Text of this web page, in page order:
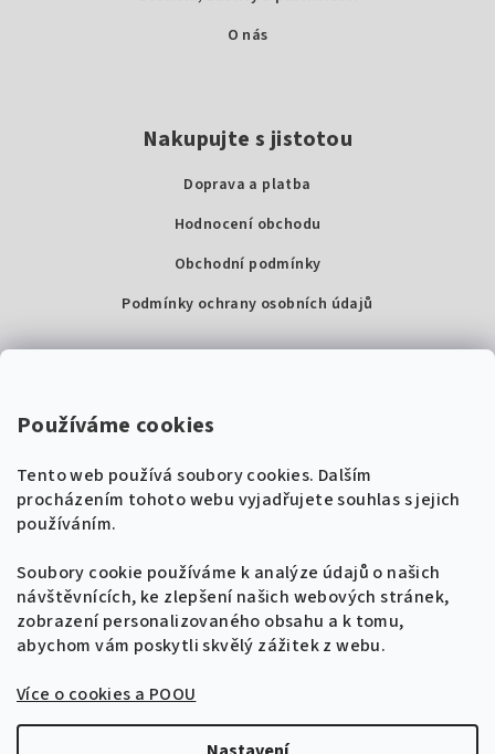
Používáme cookies
Tento web používá soubory cookies. Dalším
procházením tohoto webu vyjadřujete souhlas s jejich
používáním.
Soubory cookie používáme k analýze údajů o našich
návštěvnících, ke zlepšení našich webových stránek,
zobrazení personalizovaného obsahu a k tomu,
abychom vám poskytli skvělý zážitek z webu.
Více o cookies a POOU
O nás
Nakupujte s jistotou
Doprava a platba
Hodnocení obchodu
Obchodní podmínky
Podmínky ochrany osobních údajů
Super Noty, s.r.o.
IČ: 04568672
+420 604 485 792
info@supernoty.cz
V pracovních dnech od 8:00 do 17:00
VISA
🎸 Naladíme tě na nové zpěvníky!
Získej tipy, novinky a 10 % slevuna první
objednávku.
Přihlásit se k odběru
Zásady zpracování osobních údajů